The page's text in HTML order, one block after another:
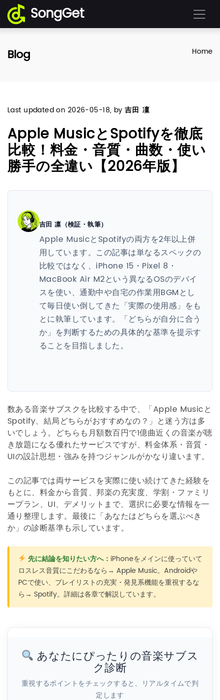
SongGet
Blog Home
Last updated on 2026-05-18, by吉田 凜
Apple MusicとSpotifyを徹底
比較！料金・音質・曲数・使い
勝手の全違い【2026年版】
吉田 凛（検証・執筆）
Apple MusicとSpotifyの両方を2年以上併
用しています。この記事は単なるスペックの
比較ではなく、iPhone 15・Pixel 8・
MacBook Air M2という異なるOSのデバイ
スを使い、通勤中や自宅の作業用BGMとし
て毎日使い倒してきた「実際の使用感」をも
とに執筆しています。「どちらが自分に合う
か」を判断するための具体的な基準を提示す
ることを目指しました。
数ある音楽サブスクを比較する中で、「Apple Musicと
Spotify、結局どちらがおすすめなの？」と迷う方は多
いでしょう。どちらも月額数百円で1億曲近くの音楽が聴
き放題になる優れたサービスですが、料金体系・音質・
UIの設計思想・強みを持つジャンルがかなり違います。
この記事では両サービスを実際に使い続けてきた経験を
もとに、料金から音質、邦楽の充実度、学割・ファミリ
ープラン、UI、デメリットまで、選択に必要な情報を一
通り整理します。最後に「あなたはどちらを選ぶべき
か」の診断基準も示しています。
先に結論を知りたい方へ： iPhoneをメインに使っていて
ロスレス音質にこだわるなら→ Apple Music。Androidや
PCで使い、プレイリストの充実・発見系機能を重視するな
ら→ Spotify。詳細は各章で解説しています。
あなたにぴったりの音楽サブス
ク診断
重視するポイントをチェックすると、リアルタイムで判
定します